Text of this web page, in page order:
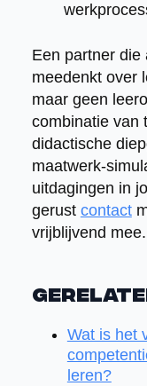
Een partner die
meedenkt over
maar geen
combinatie van
didactische
maatwerk-
uitdagingen in
gerust contact
vrijblijvend mee.
Wat is het
leren?